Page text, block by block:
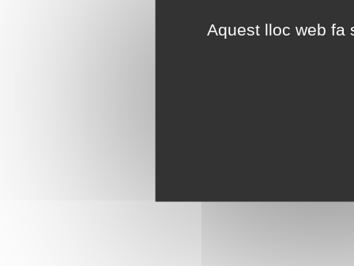
Aquest lloc web fa